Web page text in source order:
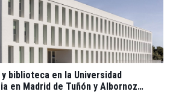
biblioteca en la Universidad
en Madrid de Tuñón y Albornoz